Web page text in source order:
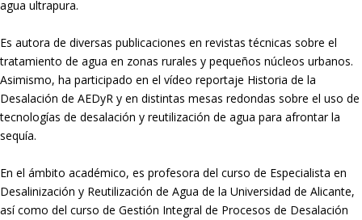
agua ultrapura.
Es autora de diversas publicaciones en revistas técnicas sobre el
tratamiento de agua en zonas rurales y pequeños núcleos urbanos.
Asimismo, ha participado en el vídeo reportaje Historia de la
Desalación de AEDyR y en distintas mesas redondas sobre el uso de
tecnologías de desalación y reutilización de agua para afrontar la
sequía.
En el ámbito académico, es profesora del curso de Especialista en
Desalinización y Reutilización de Agua de la Universidad de Alicante,
así como del curso de Gestión Integral de Procesos de Desalación